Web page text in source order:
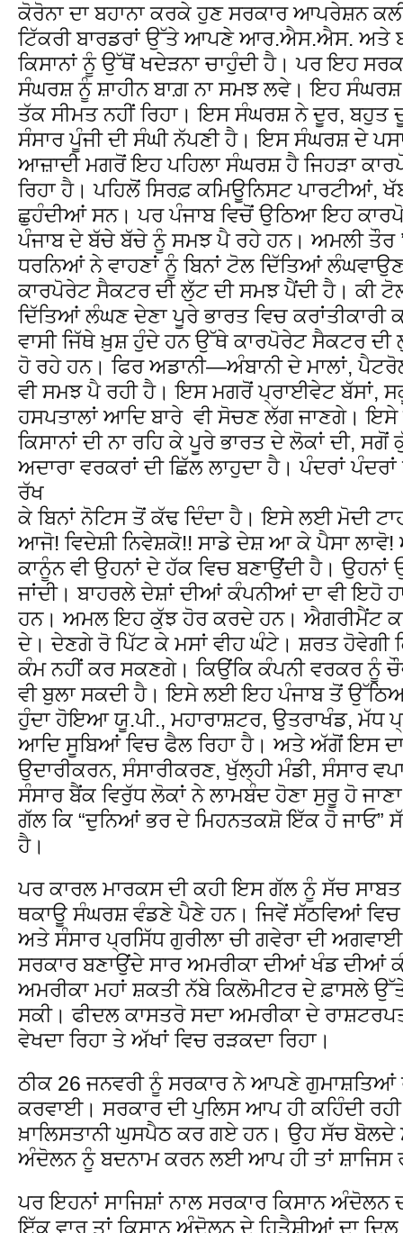
ਕੋਰੋਨਾ ਦਾ ਬਹਾਨਾ ਕਰਕੇ ਹੁਣ ਸਰਕਾਰ ਆਪਰੇਸ਼ਨ
ਟਿੱਕਰੀ ਬਾਰਡਰਾਂ ਉੱਤੇ ਆਪਣੇ ਆਰ.ਐਸ.ਐਸ. ਅਤੇ
ਕਿਸਾਨਾਂ ਨੂੰ ਉੱਥੋਂ ਖਦੇੜਨਾ ਚਾਹੁੰਦੀ ਹੈ। ਪਰ ਇਹ
ਸੰਘਰਸ਼ ਨੂੰ ਸ਼ਾਹੀਨ ਬਾਗ਼ ਨਾ ਸਮਝ ਲਵੇ। ਇਹ ਸੰਘਰਸ਼
ਤੱਕ ਸੀਮਤ ਨਹੀਂ ਰਿਹਾ। ਇਸ ਸੰਘਰਸ਼ ਨੇ ਦੂਰ, ਬਹੁਤ
ਸੰਸਾਰ ਪੂੰਜੀ ਦੀ ਸੰਘੀ ਨੱਪਣੀ ਹੈ। ਇਸ ਸੰਘਰਸ਼ ਦੇ
ਆਜ਼ਾਦੀ ਮਗਰੋਂ ਇਹ ਪਹਿਲਾ ਸੰਘਰਸ਼ ਹੈ ਜਿਹੜਾ
ਰਿਹਾ ਹੈ। ਪਹਿਲੋਂ ਸਿਰਫ਼ ਕਮਿਊਨਿਸਟ ਪਾਰਟੀਆਂ,
ਛੁਹੰਦੀਆਂ ਸਨ। ਪਰ ਪੰਜਾਬ ਵਿਚੋਂ ਉਠਿਆ ਇਹ
ਪੰਜਾਬ ਦੇ ਬੱਚੇ ਬੱਚੇ ਨੂੰ ਸਮਝ ਪੈ ਰਹੇ ਹਨ। ਅਮਲੀ
ਧਰਨਿਆਂ ਨੇ ਵਾਹਣਾਂ ਨੂੰ ਬਿਨਾਂ ਟੋਲ ਦਿੱਤਿਆਂ
ਕਾਰਪੋਰੇਟ ਸੈਕਟਰ ਦੀ ਲੁੱਟ ਦੀ ਸਮਝ ਪੈਂਦੀ ਹੈ। ਕੀ
ਦਿੱਤਿਆਂ ਲੰਘਣ ਦੇਣਾ ਪੂਰੇ ਭਾਰਤ ਵਿਚ ਕਰਾਂਤੀਕਾਰੀ
ਵਾਸੀ ਜਿੱਥੇ ਖ਼ੁਸ਼ ਹੁੰਦੇ ਹਨ ਉੱਥੇ ਕਾਰਪੋਰੇਟ ਸੈਕਟਰ
ਹੋ ਰਹੇ ਹਨ। ਫਿਰ ਅਡਾਨੀ—ਅੰਬਾਨੀ ਦੇ ਮਾਲਾਂ,
ਵੀ ਸਮਝ ਪੈ ਰਹੀ ਹੈ। ਇਸ ਮਗਰੋਂ ਪ੍ਰਾਈਵੇਟ ਬੱਸਾਂ,
ਹਸਪਤਾਲਾਂ ਆਦਿ ਬਾਰੇ ਵੀ ਸੋਚਣ ਲੱਗ ਜਾਣਗੇ।
ਕਿਸਾਨਾਂ ਦੀ ਨਾ ਰਹਿ ਕੇ ਪੂਰੇ ਭਾਰਤ ਦੇ ਲੋਕਾਂ ਦੀ,
ਅਦਾਰਾ ਵਰਕਰਾਂ ਦੀ ਛਿੱਲ ਲਾਹੁਦਾ ਹੈ। ਪੰਦਰਾਂ
ਰੱਖ
ਕੇ ਬਿਨਾਂ ਨੋਟਿਸ ਤੋਂ ਕੱਢ ਦਿੰਦਾ ਹੈ। ਇਸੇ ਲਈ ਮੋਦੀ
ਆਜੋ! ਵਿਦੇਸ਼ੀ ਨਿਵੇਸ਼ਕੋ!! ਸਾਡੇ ਦੇਸ਼ ਆ ਕੇ ਪੈਸਾ ਲਾਵੋ!
ਕਾਨੂੰਨ ਵੀ ਉਹਨਾਂ ਦੇ ਹੱਕ ਵਿਚ ਬਣਾਉਂਦੀ ਹੈ।
ਜਾਂਦੀ। ਬਾਹਰਲੇ ਦੇਸ਼ਾਂ ਦੀਆਂ ਕੰਪਨੀਆਂ ਦਾ ਵੀ ਇਹੋ
ਹਨ। ਅਮਲ ਇਹ ਕੁੱਝ ਹੋਰ ਕਰਦੇ ਹਨ। ਐਗਰੀਮੈਂਟ
ਦੇ। ਦੇਣਗੇ ਰੋ ਪਿੱਟ ਕੇ ਮਸਾਂ ਵੀਹ ਘੰਟੇ। ਸ਼ਰਤ ਹੋਵੇਗੀ
ਕੰਮ ਨਹੀਂ ਕਰ ਸਕਣਗੇ। ਕਿਉਂਕਿ ਕੰਪਨੀ ਵਰਕਰ ਨੂੰ
ਵੀ ਬੁਲਾ ਸਕਦੀ ਹੈ। ਇਸੇ ਲਈ ਇਹ ਪੰਜਾਬ ਤੋਂ
ਹੁੰਦਾ ਹੋਇਆ ਯੂ.ਪੀ., ਮਹਾਰਾਸ਼ਟਰ, ਉਤਰਾਖੰਡ, ਮੱਧ
ਆਦਿ ਸੂਬਿਆਂ ਵਿਚ ਫੈਲ ਰਿਹਾ ਹੈ। ਅਤੇ ਅੱਗੋਂ ਇਸ
ਉਦਾਰੀਕਰਨ, ਸੰਸਾਰੀਕਰਣ, ਖੁੱਲ੍ਹੀ ਮੰਡੀ, ਸੰਸਾਰ
ਸੰਸਾਰ ਬੈਂਕ ਵਿਰੁੱਧ ਲੋਕਾਂ ਨੇ ਲਾਮਬੰਦ ਹੋਣਾ ਸੁਰੂ ਹੋ
ਗੱਲ ਕਿ “ਦੁਨਿਆਂ ਭਰ ਦੇ ਮਿਹਨਤਕਸ਼ੋ ਇੱਕ ਹੋ ਜਾਓ”
ਹੈ।
ਪਰ ਕਾਰਲ ਮਾਰਕਸ ਦੀ ਕਹੀ ਇਸ ਗੱਲ ਨੂੰ ਸੱਚ
ਥਕਾਊ ਸੰਘਰਸ਼ ਵੰਡਣੇ ਪੈਣੇ ਹਨ। ਜਿਵੇਂ ਸੱਠਵਿਆਂ ਵਿਚ
ਅਤੇ ਸੰਸਾਰ ਪ੍ਰਸਿੱਧ ਗੁਰੀਲਾ ਚੀ ਗਵੇਰਾ ਦੀ
ਸਰਕਾਰ ਬਣਾਉਂਦੇ ਸਾਰ ਅਮਰੀਕਾ ਦੀਆਂ ਖੰਡ ਦੀਆਂ
ਅਮਰੀਕਾ ਮਹਾਂ ਸ਼ਕਤੀ ਨੱਬੇ ਕਿਲੋਮੀਟਰ ਦੇ ਫ਼ਾਸਲੇ ਉੱਤੇ
ਸਕੀ। ਫੀਦਲ ਕਾਸਤਰੋ ਸਦਾ ਅਮਰੀਕਾ ਦੇ
ਵੇਖਦਾ ਰਿਹਾ ਤੇ ਅੱਖਾਂ ਵਿਚ ਰੜਕਦਾ ਰਿਹਾ।
ਠੀਕ 26 ਜਨਵਰੀ ਨੂੰ ਸਰਕਾਰ ਨੇ ਆਪਣੇ ਗੁਮਾਸ਼ਤਿਆਂ
ਕਰਵਾਈ। ਸਰਕਾਰ ਦੀ ਪੁਲਿਸ ਆਪ ਹੀ ਕਹਿੰਦੀ
ਖ਼ਾਲਿਸਤਾਨੀ ਘੁਸਪੈਠ ਕਰ ਗਏ ਹਨ। ਉਹ ਸੱਚ ਬੋਲਦੇ
ਅੰਦੋਲਨ ਨੂੰ ਬਦਨਾਮ ਕਰਨ ਲਈ ਆਪ ਹੀ ਤਾਂ ਸ਼ਾਜਿਸ
ਪਰ ਇਹਨਾਂ ਸਾਜਿਸ਼ਾਂ ਨਾਲ ਸਰਕਾਰ ਕਿਸਾਨ ਅੰਦੋਲਨ
ਇੱਕ ਵਾਰ ਤਾਂ ਕਿਸਾਨ ਅੰਦੋਲਨ ਦੇ ਹਿਤੈਸ਼ੀਆਂ ਦਾ